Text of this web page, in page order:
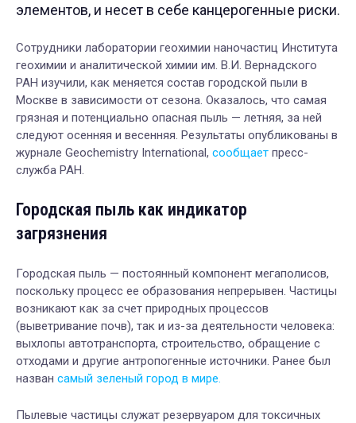
элементов, и несет в себе канцерогенные риски.
Сотрудники лаборатории геохимии наночастиц Института
геохимии и аналитической химии им. В.И. Вернадского
РАН изучили, как меняется состав городской пыли в
Москве в зависимости от сезона. Оказалось, что самая
грязная и потенциально опасная пыль — летняя, за ней
следуют осенняя и весенняя. Результаты опубликованы в
журнале Geochemistry International, сообщает пресс-
служба РАН.
Городская пыль как индикатор
загрязнения
Городская пыль — постоянный компонент мегаполисов,
поскольку процесс ее образования непрерывен. Частицы
возникают как за счет природных процессов
(выветривание почв), так и из-за деятельности человека:
выхлопы автотранспорта, строительство, обращение с
отходами и другие антропогенные источники. Ранее был
назван самый зеленый город в мире.
Пылевые частицы служат резервуаром для токсичных